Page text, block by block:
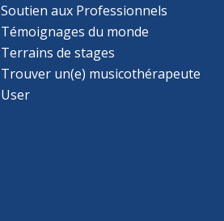
Soutien aux Professionnels
Témoignages du monde
Terrains de stages
Trouver un(e) musicothérapeute
User